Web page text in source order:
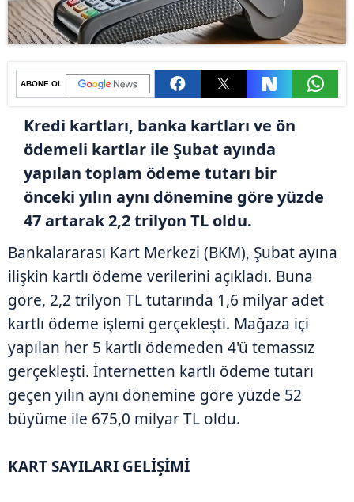
ABONE OL
Kredi kartları, banka kartları ve ön
ödemeli kartlar ile Şubat ayında
yapılan toplam ödeme tutarı bir
önceki yılın aynı dönemine göre yüzde
47 artarak 2,2 trilyon TL oldu.
Bankalararası Kart Merkezi (BKM), Şubat ayına
ilişkin kartlı ödeme verilerini açıkladı. Buna
göre, 2,2 trilyon TL tutarında 1,6 milyar adet
kartlı ödeme işlemi gerçekleşti. Mağaza içi
yapılan her 5 kartlı ödemeden 4'ü temassız
gerçekleşti. İnternetten kartlı ödeme tutarı
geçen yılın aynı dönemine göre yüzde 52
büyüme ile 675,0 milyar TL oldu.
KART SAYILARI GELİŞİMİ